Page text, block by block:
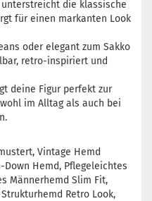
die klassische
für einen markanten Look
oder elegant zum Sakko
retro-inspiriert und
deine Figur perfekt zur
im Alltag als auch bei
Vintage Hemd
Hemd, Pflegeleichtes
Männerhemd Slim Fit,
Retro Look,